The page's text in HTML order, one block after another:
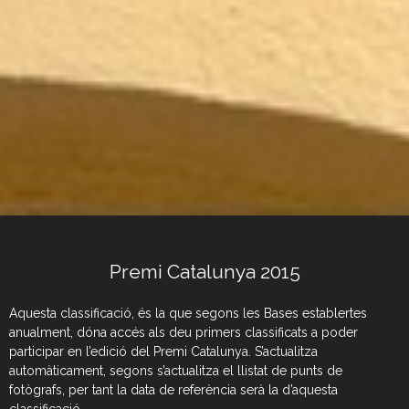
Premi Catalunya 2015
Aquesta classificació, és la que segons les Bases establertes
anualment, dóna accés als deu primers classificats a poder
participar en l’edició del Premi Catalunya. S’actualitza
automàticament, segons s’actualitza el llistat de punts de
fotògrafs, per tant la data de referència serà la d’aquesta